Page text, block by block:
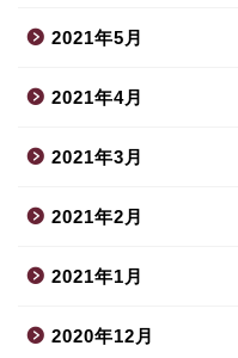
2021年5月
2021年4月
2021年3月
2021年2月
2021年1月
2020年12月